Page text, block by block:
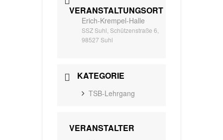
VERANSTALTUNGSORT
Erich-Krempel-Halle
SSZ Suhl, Schützenstraße 6,
98527 Suhl
KATEGORIE
TSB-Lehrgang
VERANSTALTER